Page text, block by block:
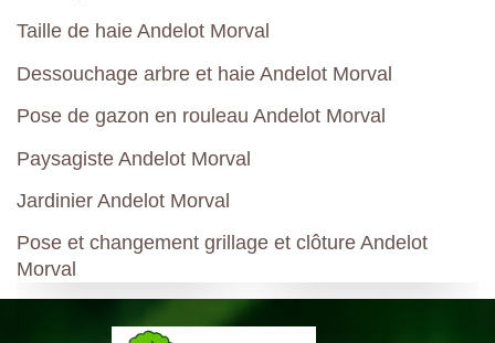
Taille de haie Andelot Morval
Dessouchage arbre et haie Andelot Morval
Pose de gazon en rouleau Andelot Morval
Paysagiste Andelot Morval
Jardinier Andelot Morval
Pose et changement grillage et clôture Andelot
Morval